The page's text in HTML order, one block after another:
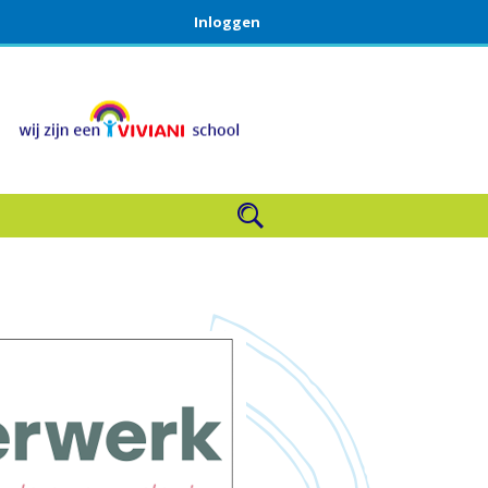
Inloggen
